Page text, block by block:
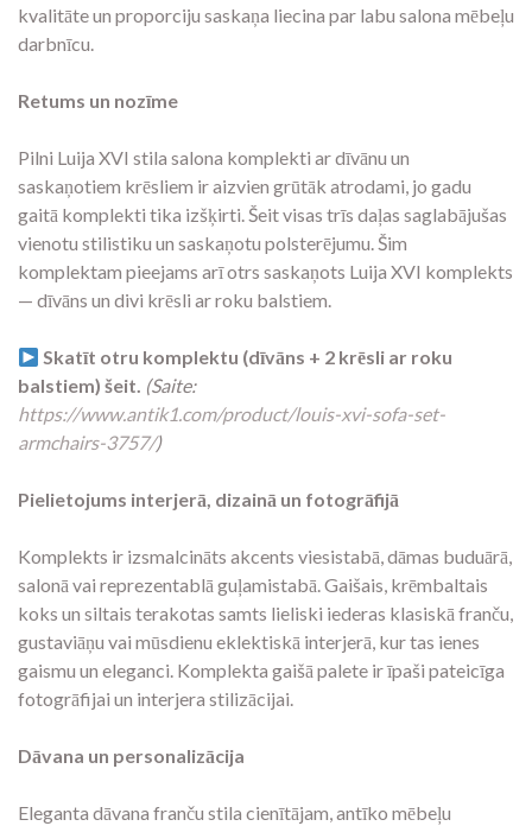
kvalitāte un proporciju saskaņa liecina par labu salona mēbeļu
darbnīcu.
Retums un nozīme
Pilni Luija XVI stila salona komplekti ar dīvānu un
saskaņotiem krēsliem ir aizvien grūtāk atrodami, jo gadu
gaitā komplekti tika izšķirti. Šeit visas trīs daļas saglabājušas
vienotu stilistiku un saskaņotu polsterējumu. Šim
komplektam pieejams arī otrs saskaņots Luija XVI komplekts
— dīvāns un divi krēsli ar roku balstiem.
Skatīt otru komplektu (dīvāns + 2 krēsli ar roku
balstiem) šeit. (Saite:
https://www.antik1.com/product/louis-xvi-sofa-set-
armchairs-3757/)
Pielietojums interjerā, dizainā un fotogrāfijā
Komplekts ir izsmalcināts akcents viesistabā, dāmas buduārā,
salonā vai reprezentablā guļamistabā. Gaišais, krēmbaltais
koks un siltais terakotas samts lieliski iederas klasiskā franču,
gustaviāņu vai mūsdienu eklektiskā interjerā, kur tas ienes
gaismu un eleganci. Komplekta gaišā palete ir īpaši pateicīga
fotogrāfijai un interjera stilizācijai.
Dāvana un personalizācija
Eleganta dāvana franču stila cienītājam, antīko mēbeļu